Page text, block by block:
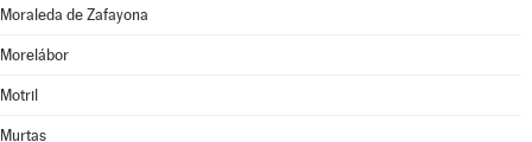
Moraleda de Zafayona
Morelábor
Motril
Murtas